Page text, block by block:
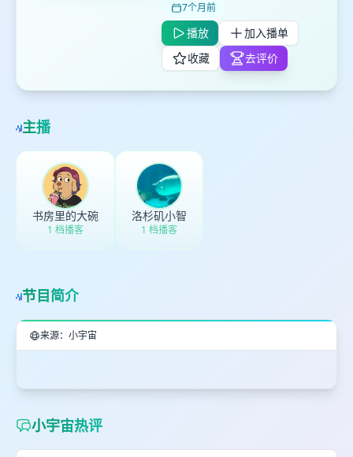
7个月前
播放
加入播单
收藏
去评价
主播
书房里的大碗
1 档播客
洛杉矶小智
1 档播客
节目简介
来源：小宇宙
小宇宙热评
取消 确定